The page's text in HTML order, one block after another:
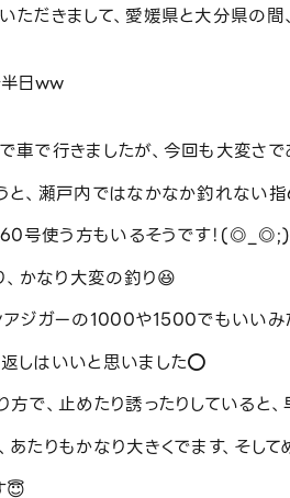
ただきまして、愛媛県と大分県の
半日ww
車で行きましたが、今回も大変さ
と、瀬戸内ではなかなか釣れない
号使う方もいるそうです！(◎_◎;)
かなり大変の釣り😆
アジガーの1000や1500でもいいみ
しはいいと思いました⭕️
で、止めたり誘ったりしていると、
たりもかなり大きくでます、そし
😇